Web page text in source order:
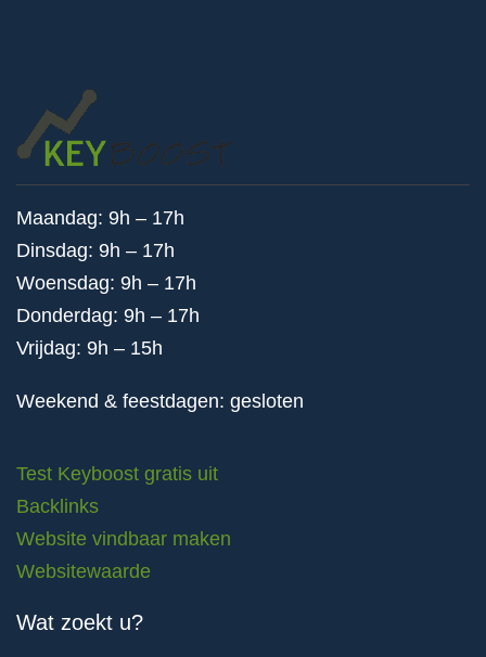
Maandag: 9h – 17h
Dinsdag: 9h – 17h
Woensdag: 9h – 17h
Donderdag: 9h – 17h
Vrijdag: 9h – 15h
Weekend & feestdagen: gesloten
Test Keyboost gratis uit
Backlinks
Website vindbaar maken
Websitewaarde
Wat zoekt u?